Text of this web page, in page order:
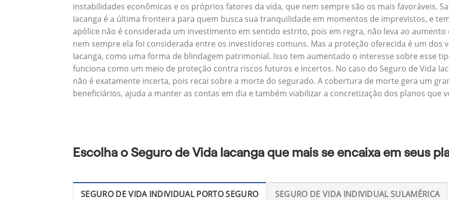
instabilidades econômicas e os próprios fatores da vida, que nem sempre são os mais favoráveis.
Iacanga é a última fronteira para quem busca sua tranquilidade em momentos de imprevistos, e
apólice não é considerada um investimento em sentido estrito, pois em regra, não leva ao
nem sempre ela foi considerada entre os investidores comuns. Mas a proteção oferecida é um dos
Iacanga, como uma forma de blindagem patrimonial. Isso tem aumentado o interesse sobre esse
funciona como um meio de proteção contra riscos futuros e incertos. No caso do Seguro de Vida
não é exatamente incerta, pois recai sobre a morte do segurado. A cobertura de morte gera um
beneficiários, ajuda a manter as contas em dia e também viabilizar a concretização dos planos que
Escolha o Seguro de Vida Iacanga que mais se encaixa em seus
SEGURO DE VIDA INDIVIDUAL PORTO SEGURO SEGURO DE VIDA INDIVIDUAL SULAMÉRICA